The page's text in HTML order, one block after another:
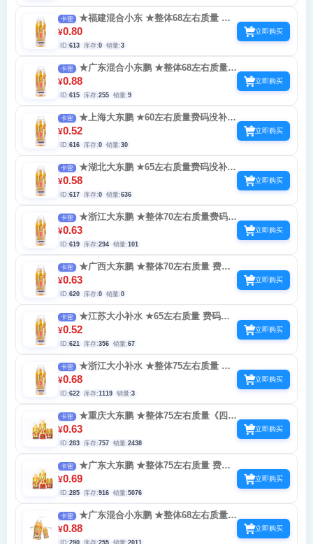
卡密
★福建混合小东 ★整体68左右质量 费
码没补 补水多 随机0.3-4 小号可以玩提示相
机隔天在扫-继续扫会封
¥0.80
ID:613 库存:0 销量:3
立即购买
卡密
★广东混合小东鹏 ★整体68左右质量
费码没补 补水多 随机0.3-4 小号可以玩 出摄
像头别点允许提示相机隔天在扫-继续扫会封
¥0.88
ID:615 库存:255 销量:9
立即购买
卡密
★上海大东鹏 ★60左右质量费码没补
随机0.3-4 小号可以玩出摄像头别点允许提示
相机隔天在扫-继续扫会封
¥0.52
ID:616 库存:0 销量:30
立即购买
卡密
★湖北大东鹏 ★65左右质量费码没补
随机0.3-4 小号可以玩 出摄像头别点允许提
示相机隔天在扫-继续扫会封
¥0.58
ID:617 库存:0 销量:636
立即购买
卡密
★浙江大东鹏 ★整体70左右质量费码没
补 随机0.3-4 小号可以玩 出摄像头别点允许
提示相机隔天在扫-继续扫会封
¥0.63
ID:619 库存:294 销量:101
立即购买
卡密
★广西大东鹏 ★整体70左右质量 费码
没补 随机0.3-4 小号可以玩 出摄像头别点允
许提示相机隔天在扫-继续扫会封
¥0.63
ID:620 库存:0 销量:0
立即购买
卡密
★江苏大小补水 ★65左右质量 费码没
补 补水多 随机0.3-4 小号可以玩提示相机隔
天在扫-继续扫会封
¥0.52
ID:621 库存:356 销量:67
立即购买
卡密
★浙江大小补水 ★整体75左右质量 费
码没补 《广东地区》 随机0.3-4 小号可以玩
提示相机隔天在扫-继续扫会封
¥0.68
ID:622 库存:1119 销量:3
立即购买
卡密
★重庆大东鹏 ★整体75左右质量《四川
重庆》 费码没补 随机0.3-4 小号可以玩 出摄
像头别点允许提示相机隔天在扫-继续扫会封
¥0.63
ID:283 库存:757 销量:2438
立即购买
卡密
★广东大东鹏 ★整体75左右质量 费码
没补 随机0.3-4 小号可以玩 出摄像头别点允
许提示相机隔天在扫-继续扫会封
¥0.69
ID:285 库存:916 销量:5076
立即购买
卡密
★广东混合小东鹏 ★整体68左右质量
费码没补 补水多 随机0.3-4 小号可以玩 出摄
像头别点允许提示相机隔天在扫-继续扫会封
¥0.88
ID:290 库存:255 销量:2011
立即购买